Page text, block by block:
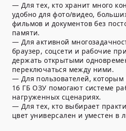
— Для тех, кто хранит много
удобно для фото/видео,
фильмов и документов без
памяти.
— Для активной
браузер, соцсети и рабочие
держать открытыми
переключаться между ними.
— Для пользователей,
16 ГБ ОЗУ помогают системе
нагруженных сценариях.
— Для тех, кто выбирает
цвет универсален и уместен в